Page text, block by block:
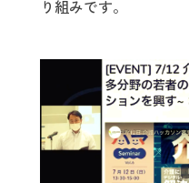
り組みです。